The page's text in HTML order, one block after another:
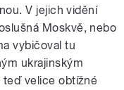
V jejich vidění
Moskvě, nebo
vybičoval tu
ukrajinským
teď velice obtížné